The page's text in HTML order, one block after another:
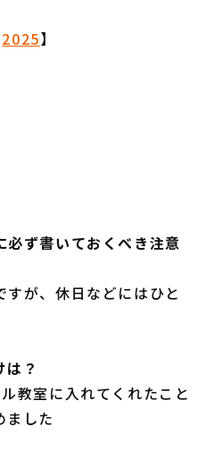
2025】
ず書いておくべき注意
が、休日などにはひと
？
教室に入れてくれたこと
ました